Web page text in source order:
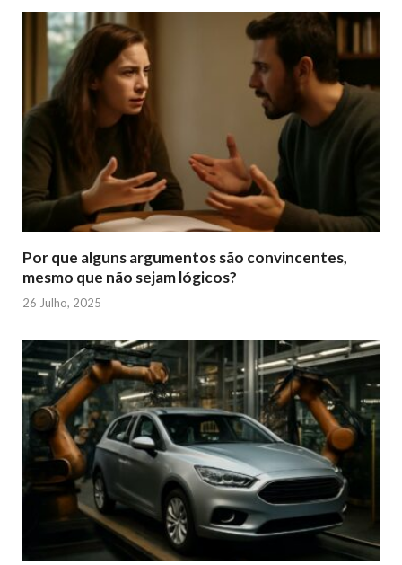
Por que alguns argumentos são convincentes,
mesmo que não sejam lógicos?
26 Julho, 2025